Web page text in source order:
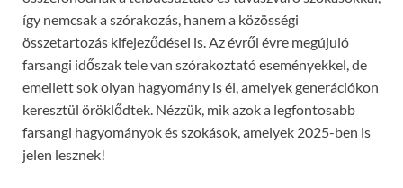
így nemcsak a szórakozás, hanem a közösségi
összetartozás kifejeződései is. Az évről évre megújuló
farsangi időszak tele van szórakoztató eseményekkel, de
emellett sok olyan hagyomány is él, amelyek generációkon
keresztül öröklődtek. Nézzük, mik azok a legfontosabb
farsangi hagyományok és szokások, amelyek 2025-ben is
jelen lesznek!